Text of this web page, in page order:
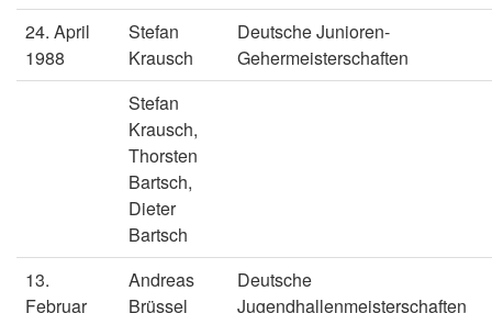
24. April
1988
Stefan
Krausch
Deutsche Junioren-
Gehermeisterschaften
Stefan
Krausch,
Thorsten
Bartsch,
Dieter
Bartsch
13.
Februar
Andreas
Brüssel
Deutsche
Jugendhallenmeisterschaften